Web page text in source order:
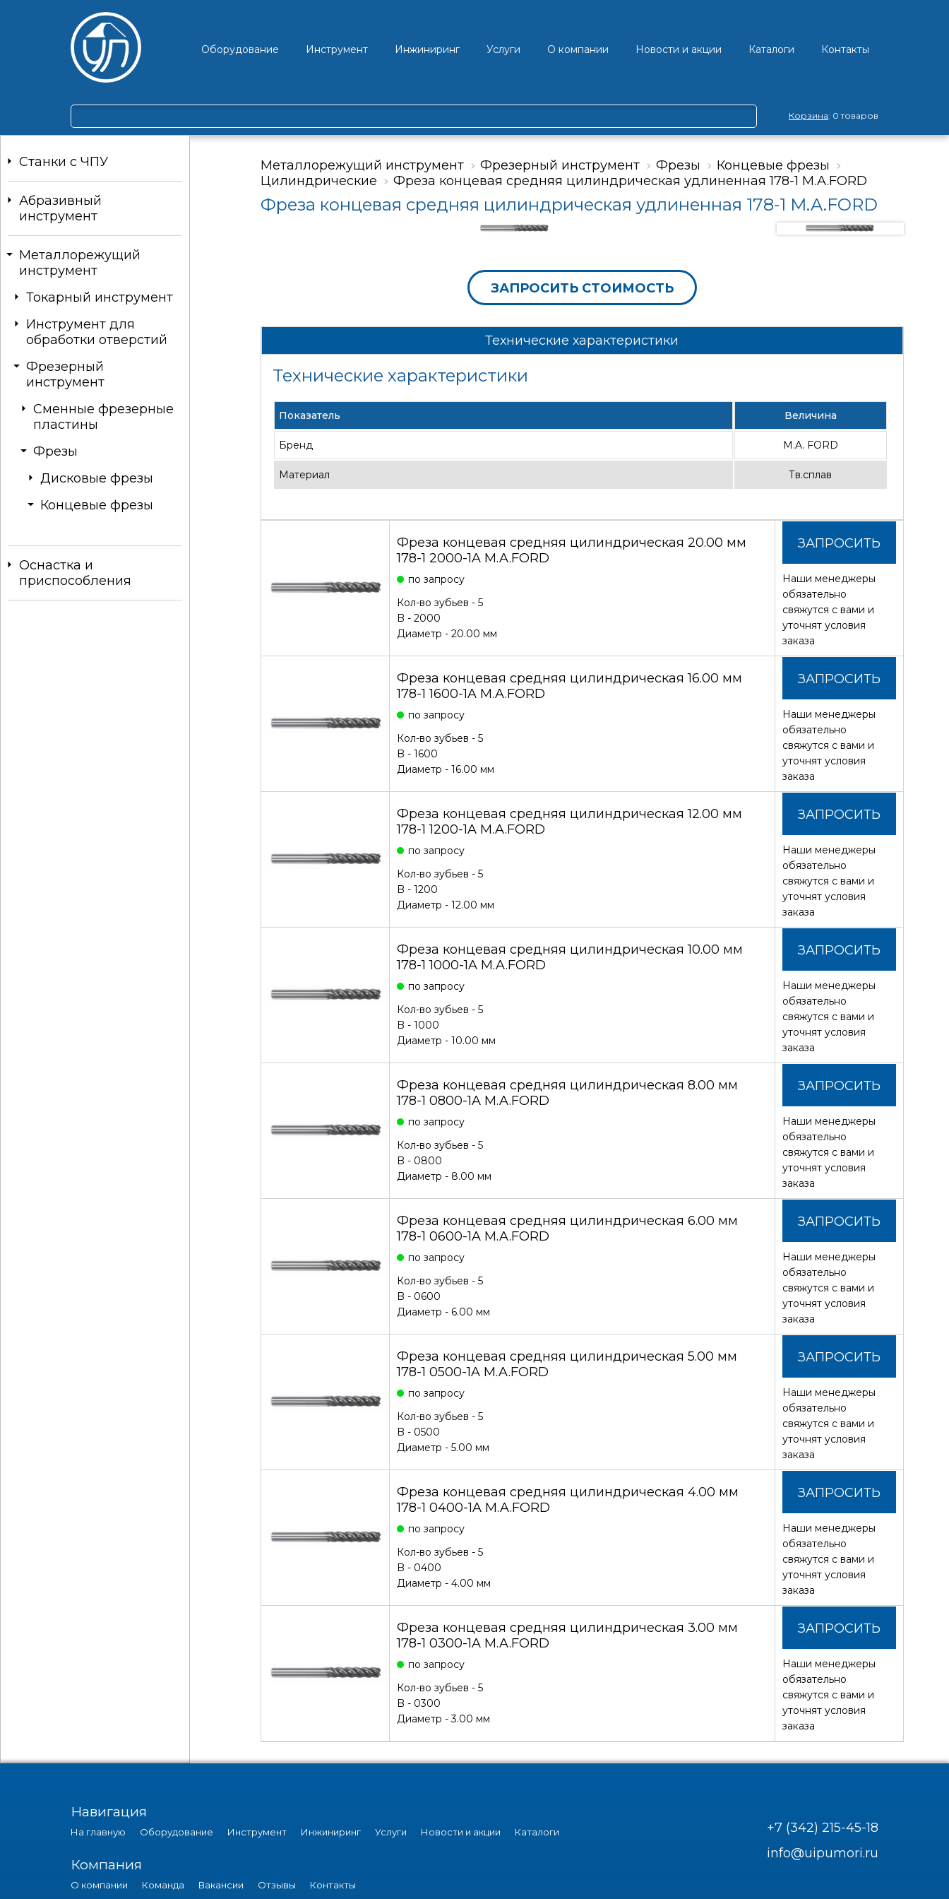
Оборудование Инструмент Инжиниринг Услуги О компании Новости и акции Каталоги Контакты
Корзина: 0 товаров
Станки c ЧПУ
Абразивный
инструмент
Металлорежущий
инструмент
Токарный инструмент
Инструмент для
обработки отверстий
Фрезерный
инструмент
Сменные фрезерные
пластины
Фрезы
Дисковые фрезы
Концевые фрезы
Оснастка и
приспособления
Металлорежущий инструмент Фрезерный инструмент Фрезы
Концевые фрезы
Цилиндрические
Фреза концевая средняя цилиндрическая удлиненная 178-1 M.A.FORD
Фреза концевая средняя цилиндрическая удлиненная 178-1 M.A.FORD
ЗАПРОСИТЬ СТОИМОСТЬ
Технические характеристики
Технические характеристики
Показатель Величина
Бренд M.A. FORD
Материал Тв.сплав
Фреза концевая средняя цилиндрическая 20.00 мм
178-1 2000-1A M.A.FORD
по запросу
Кол-во зубьев - 5
B - 2000
Диаметр - 20.00 мм
ЗАПРОСИТЬ
СТОИМОСТЬ
Наши менеджеры
обязательно
свяжутся с вами и
уточнят условия
заказа
Фреза концевая средняя цилиндрическая 16.00 мм
178-1 1600-1A M.A.FORD
по запросу
Кол-во зубьев - 5
B - 1600
Диаметр - 16.00 мм
ЗАПРОСИТЬ
СТОИМОСТЬ
Наши менеджеры
обязательно
свяжутся с вами и
уточнят условия
заказа
Фреза концевая средняя цилиндрическая 12.00 мм
178-1 1200-1A M.A.FORD
по запросу
Кол-во зубьев - 5
B - 1200
Диаметр - 12.00 мм
ЗАПРОСИТЬ
СТОИМОСТЬ
Наши менеджеры
обязательно
свяжутся с вами и
уточнят условия
заказа
Фреза концевая средняя цилиндрическая 10.00 мм
178-1 1000-1A M.A.FORD
по запросу
Кол-во зубьев - 5
B - 1000
Диаметр - 10.00 мм
ЗАПРОСИТЬ
СТОИМОСТЬ
Наши менеджеры
обязательно
свяжутся с вами и
уточнят условия
заказа
Фреза концевая средняя цилиндрическая 8.00 мм
178-1 0800-1A M.A.FORD
по запросу
Кол-во зубьев - 5
B - 0800
Диаметр - 8.00 мм
ЗАПРОСИТЬ
СТОИМОСТЬ
Наши менеджеры
обязательно
свяжутся с вами и
уточнят условия
заказа
Фреза концевая средняя цилиндрическая 6.00 мм
178-1 0600-1A M.A.FORD
по запросу
Кол-во зубьев - 5
B - 0600
Диаметр - 6.00 мм
ЗАПРОСИТЬ
СТОИМОСТЬ
Наши менеджеры
обязательно
свяжутся с вами и
уточнят условия
заказа
Фреза концевая средняя цилиндрическая 5.00 мм
178-1 0500-1A M.A.FORD
по запросу
Кол-во зубьев - 5
B - 0500
Диаметр - 5.00 мм
ЗАПРОСИТЬ
СТОИМОСТЬ
Наши менеджеры
обязательно
свяжутся с вами и
уточнят условия
заказа
Фреза концевая средняя цилиндрическая 4.00 мм
178-1 0400-1A M.A.FORD
по запросу
Кол-во зубьев - 5
B - 0400
Диаметр - 4.00 мм
ЗАПРОСИТЬ
СТОИМОСТЬ
Наши менеджеры
обязательно
свяжутся с вами и
уточнят условия
заказа
Фреза концевая средняя цилиндрическая 3.00 мм
178-1 0300-1A M.A.FORD
по запросу
Кол-во зубьев - 5
B - 0300
Диаметр - 3.00 мм
ЗАПРОСИТЬ
СТОИМОСТЬ
Наши менеджеры
обязательно
свяжутся с вами и
уточнят условия
заказа
Навигация
На главную Оборудование Инструмент Инжиниринг Услуги Новости и акции Каталоги
Компания
О компании Команда Вакансии Отзывы Контакты
+7 (342) 215-45-18
info@uipumori.ru